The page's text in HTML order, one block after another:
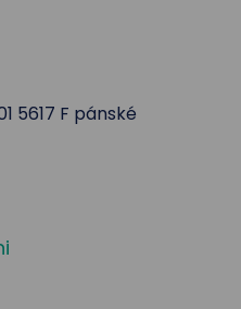
5617 F pánské